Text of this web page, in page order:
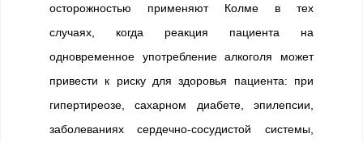
осторожностью применяют Колме в тех
случаях, когда реакция пациента на
одновременное употребление алкоголя может
привести к риску для здоровья пациента: при
гипертиреозе, сахарном диабете, эпилепсии,
заболеваниях сердечно-сосудистой системы,